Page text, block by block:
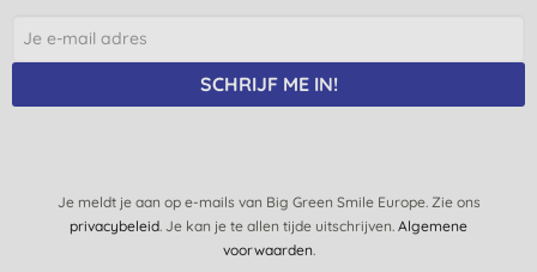
SCHRIJF ME IN!
Je meldt je aan op e-mails van Big Green Smile Europe. Zie ons
privacybeleid. Je kan je te allen tijde uitschrijven. Algemene
voorwaarden.